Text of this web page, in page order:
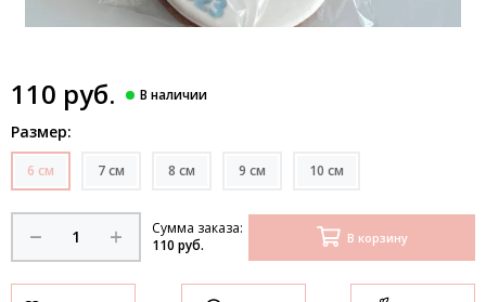
110 руб.
Размер:
6 см 7 см 8 см 9 см 10 см
Сумма заказа:
110 руб.
В корзину